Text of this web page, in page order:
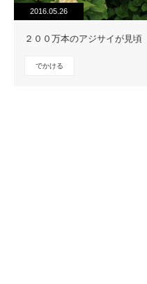
2016.05.26
２００万本のアジサイが見
でかける